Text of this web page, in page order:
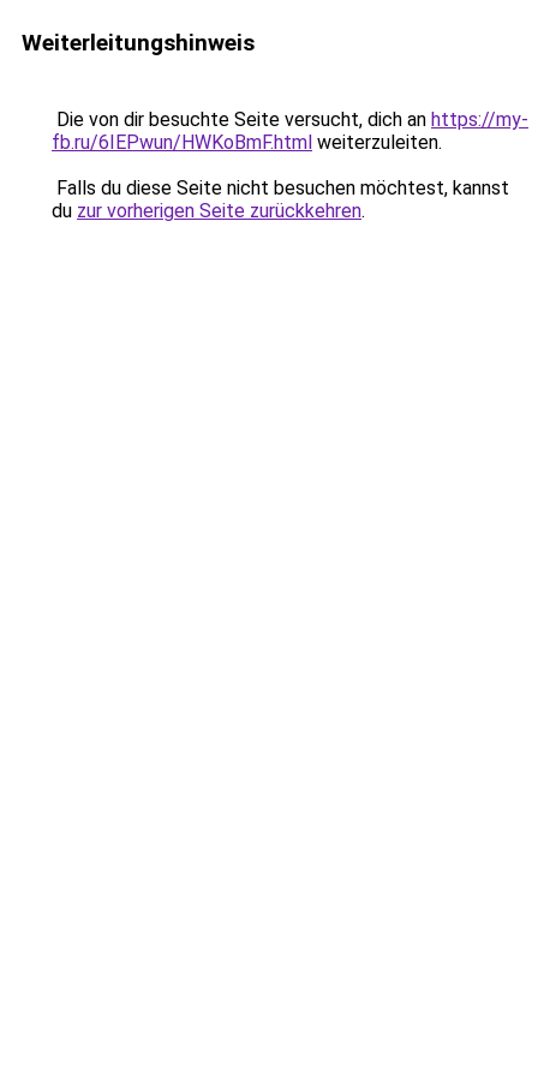
Weiterleitungshinweis
Die von dir besuchte Seite versucht, dich an https://my-
fb.ru/6IEPwun/HWKoBmF.html weiterzuleiten.
Falls du diese Seite nicht besuchen möchtest, kannst
du zur vorherigen Seite zurückkehren.